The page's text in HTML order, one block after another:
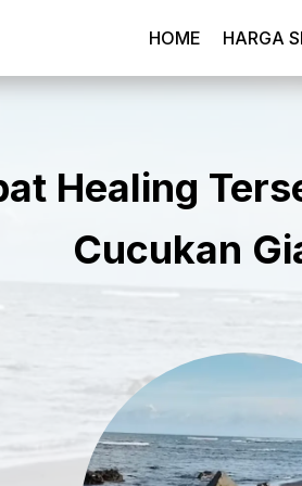
HOME HARGA
Healing
Cucukan